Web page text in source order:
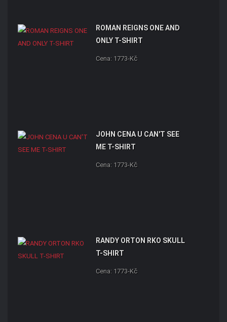
ROMAN REIGNS ONE AND
ONLY T-SHIRT
Cena: 1773-Kč
JOHN CENA U CAN'T SEE
ME T-SHIRT
Cena: 1773-Kč
RANDY ORTON RKO SKULL
T-SHIRT
Cena: 1773-Kč